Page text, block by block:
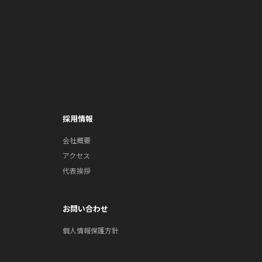
採用情報
会社概要
アクセス
代表挨拶
お問い合わせ
個人情報保護方針